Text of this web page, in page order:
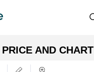
AND CHART